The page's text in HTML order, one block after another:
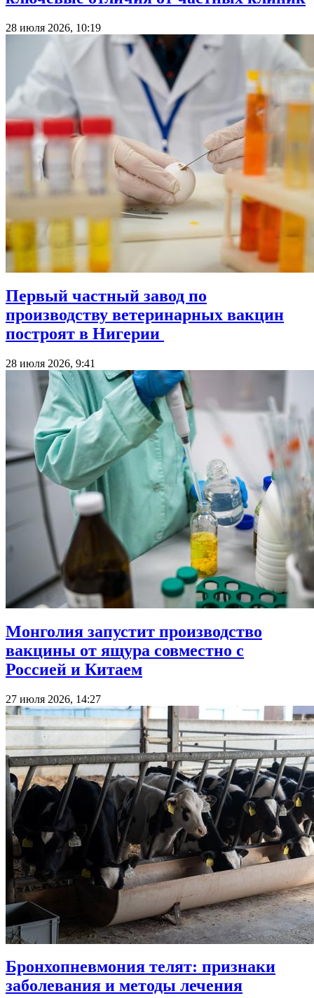
28 июля 2026, 10:19
Первый частный завод по
производству ветеринарных вакцин
построят в Нигерии
28 июля 2026, 9:41
Монголия запустит производство
вакцины от ящура совместно с
Россией и Китаем
27 июля 2026, 14:27
Бронхопневмония телят: признаки
заболевания и методы лечения